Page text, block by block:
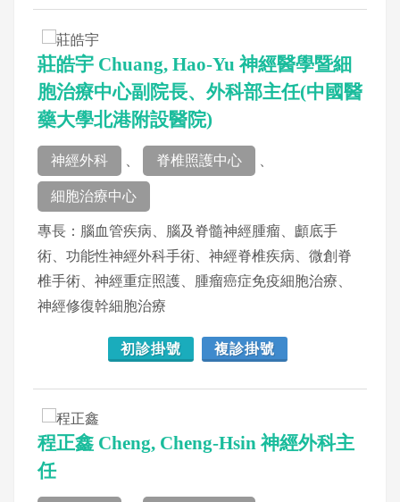
莊皓宇 Chuang, Hao-Yu 神經醫學暨細
胞治療中心副院長、外科部主任(中國醫
藥大學北港附設醫院)
神經外科 脊椎照護中心
細胞治療中心
專長：腦血管疾病、腦及脊髓神經腫瘤、顱底手
術、功能性神經外科手術、神經脊椎疾病、微創脊
椎手術、神經重症照護、腫瘤癌症免疫細胞治療、
神經修復幹細胞治療
初診掛號 複診掛號
程正鑫 Cheng, Cheng-Hsin 神經外科主
任